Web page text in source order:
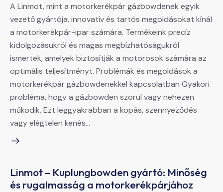
A Linmot, mint a motorkerékpár gázbowdenek egyik
vezető gyártója, innovatív és tartós megoldásokat kínál
a motorkerékpár-ipar számára. Termékeink precíz
kidolgozásukról és magas megbízhatóságukról
ismertek, amelyek biztosítják a motorosok számára az
optimális teljesítményt. Problémák és megoldások a
motorkerékpár gázbowdenekkel kapcsolatban Gyakori
probléma, hogy a gázbowden szorul vagy nehezen
működik. Ezt leggyakrabban a kopás, szennyeződés
vagy elégtelen kenés…
Linmot – Kuplungbowden gyártó: Minőség
és rugalmasság a motorkerékpárjához